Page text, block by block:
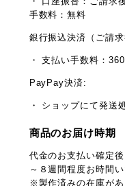
手数料：無料
銀行振込決済（ご請
・ 支払い手数料：
PayPay決済:
・ ショップにて発送
商品のお届け時期
代金のお支払い確定
～８週間程度お時間い
※製作済みの在庫が